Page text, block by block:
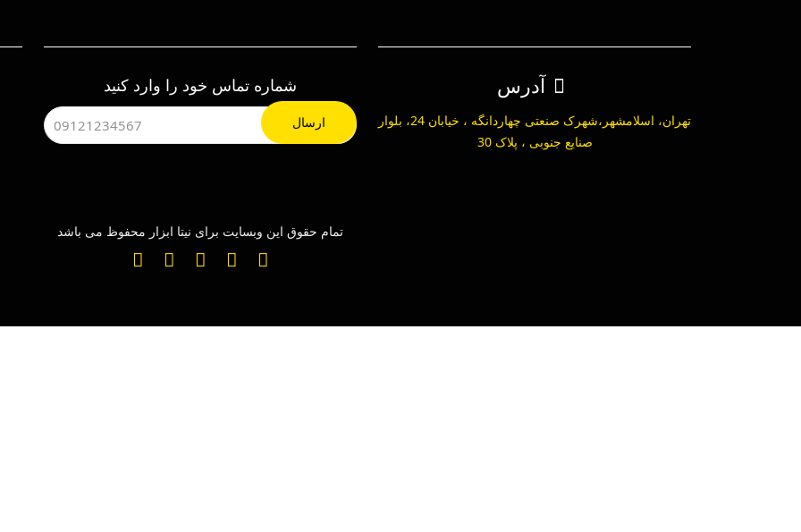
آدرس
تهران، اسلامشهر،شهرک صنعتی چهاردانگه ، خیابان 24، بلوار
صنایع جنوبی ، پلاک 30
شماره تماس خود را وارد کنید
تمام حقوق این وبسایت برای نیتا ابزار محفوظ می باشد